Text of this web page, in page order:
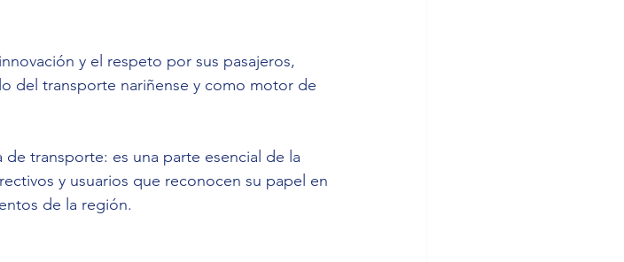
y el respeto por sus pasajeros,
del transporte nariñense y como motor de
y usuarios que reconocen su papel en
de la región.